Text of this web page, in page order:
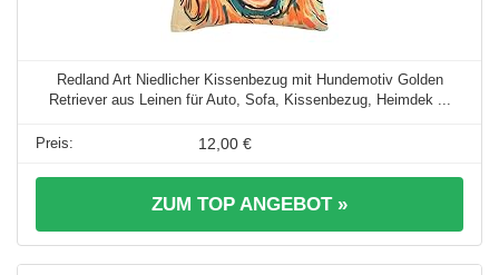
Redland Art Niedlicher Kissenbezug mit Hundemotiv Golden
Retriever aus Leinen für Auto, Sofa, Kissenbezug, Heimdek ...
12,00 €
ZUM TOP ANGEBOT »